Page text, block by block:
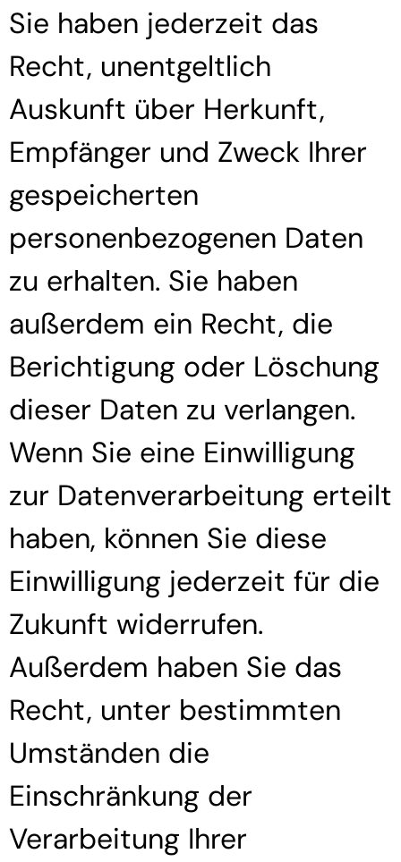
Sie haben jederzeit das
Recht, unentgeltlich
Auskunft über Herkunft,
Empfänger und Zweck Ihrer
gespeicherten
personenbezogenen Daten
zu erhalten. Sie haben
außerdem ein Recht, die
Berichtigung oder Löschung
dieser Daten zu verlangen.
Wenn Sie eine Einwilligung
zur Datenverarbeitung erteilt
haben, können Sie diese
Einwilligung jederzeit für die
Zukunft widerrufen.
Außerdem haben Sie das
Recht, unter bestimmten
Umständen die
Einschränkung der
Verarbeitung Ihrer